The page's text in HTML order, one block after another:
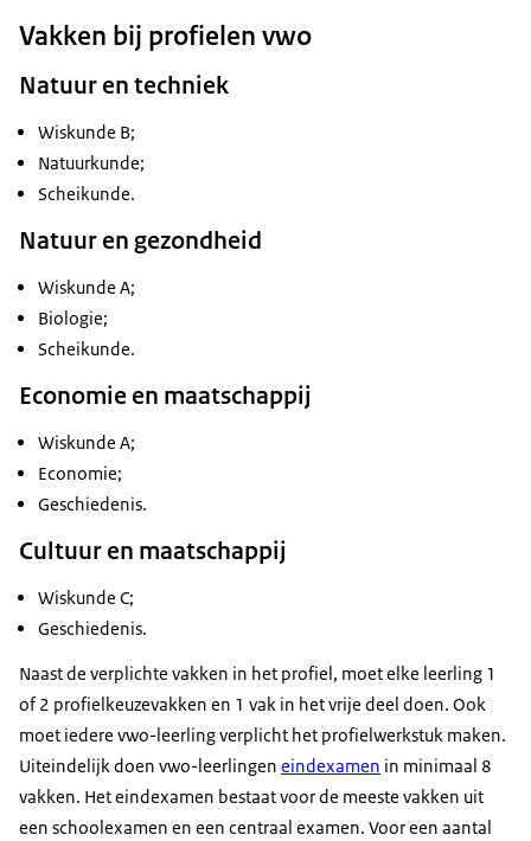
Vakken bij profielen vwo
Natuur en techniek
Wiskunde B;
Natuurkunde;
Scheikunde.
Natuur en gezondheid
Wiskunde A;
Biologie;
Scheikunde.
Economie en maatschappij
Wiskunde A;
Economie;
Geschiedenis.
Cultuur en maatschappij
Wiskunde C;
Geschiedenis.
Naast de verplichte vakken in het profiel, moet elke leerling 1
of 2 profielkeuzevakken en 1 vak in het vrije deel doen. Ook
moet iedere vwo-leerling verplicht het profielwerkstuk maken.
Uiteindelijk doen vwo-leerlingen eindexamen in minimaal 8
vakken. Het eindexamen bestaat voor de meeste vakken uit
een schoolexamen en een centraal examen. Voor een aantal